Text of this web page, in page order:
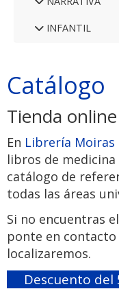
INFANTIL
Catálogo
Tienda
En Librería Moiras
libros de
catálogo de
todas las áreas
Si no encuentras
ponte en
localizaremos.
Descuento del